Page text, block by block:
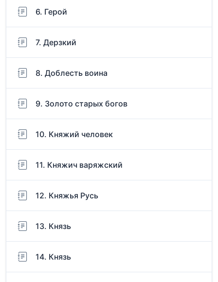
6. Герой
7. Дерзкий
8. Доблесть воина
9. Золото старых богов
10. Княжий человек
11. Княжич варяжский
12. Княжья Русь
13. Князь
14. Князь